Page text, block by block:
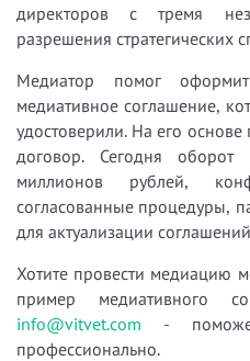
директоров с тремя
разрешения стратегических
Медиатор помог
медиативное соглашение,
удостоверили. На его
договор. Сегодня
миллионов рублей,
согласованные процедуры,
для актуализации
Хотите провести медиацию
пример медиативного
info@vitvet.com -
профессионально.